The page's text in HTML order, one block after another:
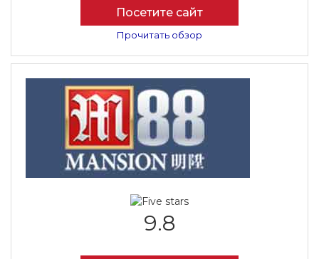
Посетите сайт
Прочитать обзор
9.8